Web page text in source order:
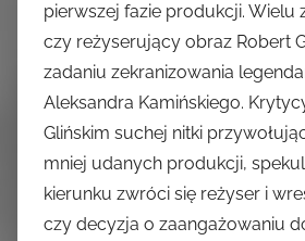
pierwszej fazie produkcji. Wielu
czy reżyserujący obraz Robert
zadaniu zekranizowania
Aleksandra Kamińskiego.
Glińskim suchej nitki
mniej udanych produkcji,
kierunku zwróci się reżyser i
czy decyzja o zaangażowaniu